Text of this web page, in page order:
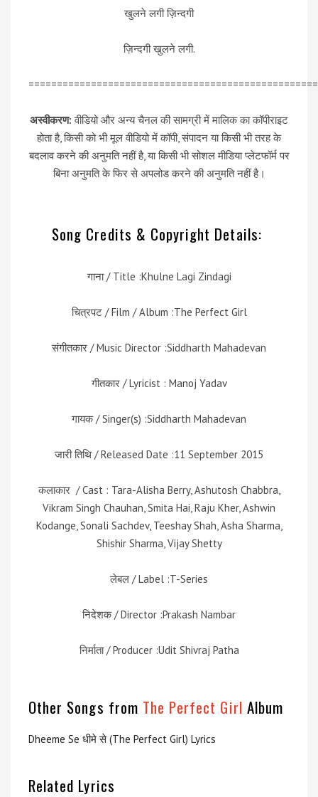
खुलने लगी ज़िन्दगी
ज़िन्दगी खुलने लगी.
अस्वीकरण: वीडियो और अन्य चैनल की सामग्री में मालिक का कॉपीराइट
होता है, किसी को भी मूल वीडियो में कॉपी, संपादन या किसी भी तरह के
बदलाव करने की अनुमति नहीं है, या किसी भी सोशल मीडिया प्लेटफॉर्म पर
बिना अनुमति के फिर से अपलोड करने की अनुमति नहीं है।
Song Credits & Copyright Details:
गाना / Title :Khulne Lagi Zindagi
चित्रपट / Film / Album :The Perfect Girl
संगीतकार / Music Director :Siddharth Mahadevan
गीतकार / Lyricist : Manoj Yadav
गायक / Singer(s) :Siddharth Mahadevan
जारी तिथि / Released Date :11 September 2015
कलाकार / Cast : Tara-Alisha Berry, Ashutosh Chabbra,
Vikram Singh Chauhan, Smita Hai, Raju Kher, Ashwin
Kodange, Sonali Sachdev, Teeshay Shah, Asha Sharma,
Shishir Sharma, Vijay Shetty
लेबल / Label :T-Series
निदेशक / Director :Prakash Nambar
निर्माता / Producer :Udit Shivraj Patha
Other Songs from The Perfect Girl Album
Dheeme Se धीमे से (The Perfect Girl) Lyrics
Related Lyrics